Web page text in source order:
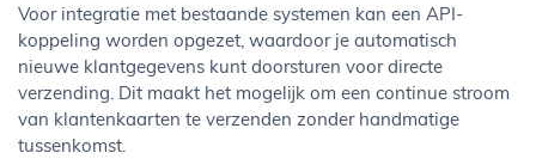
Voor integratie met bestaande systemen kan een API-
koppeling worden opgezet, waardoor je automatisch
nieuwe klantgegevens kunt doorsturen voor directe
verzending. Dit maakt het mogelijk om een continue stroom
van klantenkaarten te verzenden zonder handmatige
tussenkomst.